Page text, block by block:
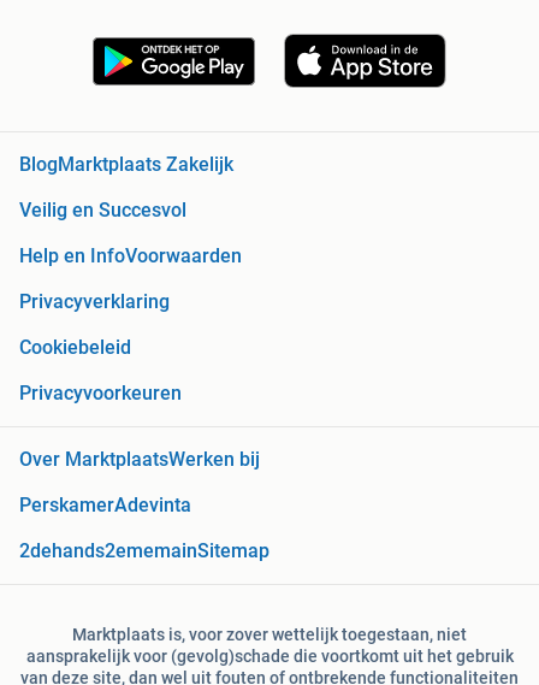
BlogMarktplaats Zakelijk
Veilig en Succesvol
Help en InfoVoorwaarden
Privacyverklaring
Cookiebeleid
Privacyvoorkeuren
Over MarktplaatsWerken bij
PerskamerAdevinta
2dehands2ememainSitemap
Marktplaats is, voor zover wettelijk toegestaan, niet
aansprakelijk voor (gevolg)schade die voortkomt uit het gebruik
van deze site, dan wel uit fouten of ontbrekende functionaliteiten